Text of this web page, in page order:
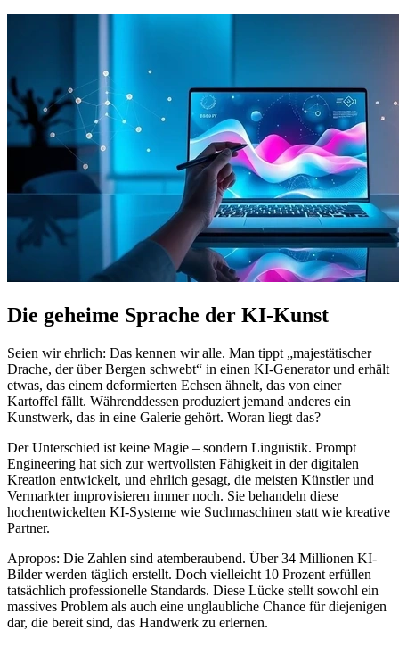
Die geheime Sprache der KI-Kunst
Seien wir ehrlich: Das kennen wir alle. Man tippt „majestätischer
Drache, der über Bergen schwebt“ in einen KI-Generator und erhält
etwas, das einem deformierten Echsen ähnelt, das von einer
Kartoffel fällt. Währenddessen produziert jemand anderes ein
Kunstwerk, das in eine Galerie gehört. Woran liegt das?
Der Unterschied ist keine Magie – sondern Linguistik. Prompt
Engineering hat sich zur wertvollsten Fähigkeit in der digitalen
Kreation entwickelt, und ehrlich gesagt, die meisten Künstler und
Vermarkter improvisieren immer noch. Sie behandeln diese
hochentwickelten KI-Systeme wie Suchmaschinen statt wie kreative
Partner.
Apropos: Die Zahlen sind atemberaubend. Über 34 Millionen KI-
Bilder werden täglich erstellt. Doch vielleicht 10 Prozent erfüllen
tatsächlich professionelle Standards. Diese Lücke stellt sowohl ein
massives Problem als auch eine unglaubliche Chance für diejenigen
dar, die bereit sind, das Handwerk zu erlernen.